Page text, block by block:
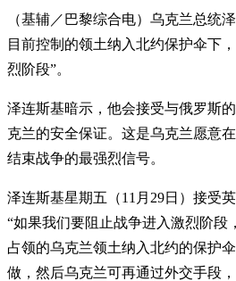
（基辅／巴黎综合电）乌克兰总统
目前控制的领土纳入北约保护伞下
烈阶段”。
泽连斯基暗示，他会接受与俄罗斯
克兰的安全保证。这是乌克兰愿意
结束战争的最强烈信号。
泽连斯基星期五（11月29日）接受
“如果我们要阻止战争进入激烈阶段
占领的乌克兰领土纳入北约的保护
做，然后乌克兰可再通过外交手段